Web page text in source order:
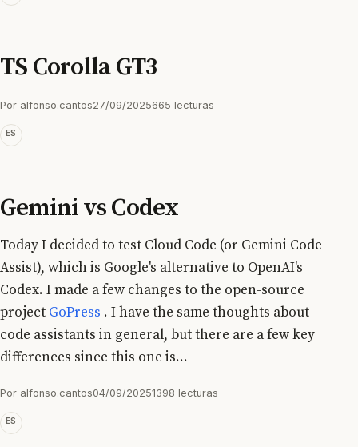
TS Corolla GT3
Por alfonso.cantos27/09/2025665 lecturas
ES
Gemini vs Codex
Today I decided to test Cloud Code (or Gemini Code
Assist), which is Google's alternative to OpenAI's
Codex. I made a few changes to the open-source
project GoPress . I have the same thoughts about
code assistants in general, but there are a few key
differences since this one is...
Por alfonso.cantos04/09/20251398 lecturas
ES